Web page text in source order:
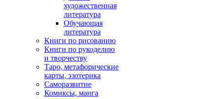
художественная
литература
Обучающая
литература
Книги по рисованию
Книги по рукоделию
и творчеству
Таро, метафорические
карты, эзотерика
Саморазвитие
Комиксы, манга